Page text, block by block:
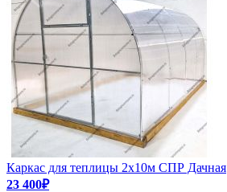
Каркас для теплицы 2х10м СПР Дачная
23 400₽